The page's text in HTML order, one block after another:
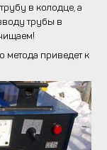
в колодце, а
трубы в
метода приведет к